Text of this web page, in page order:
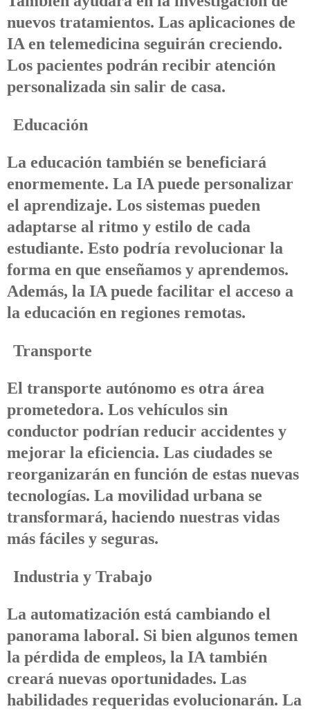
nuevos tratamientos. Las aplicaciones de
IA en telemedicina seguirán creciendo.
Los pacientes podrán recibir atención
personalizada sin salir de casa.
Educación
La educación también se beneficiará
enormemente. La IA puede personalizar
el aprendizaje. Los sistemas pueden
adaptarse al ritmo y estilo de cada
estudiante. Esto podría revolucionar la
forma en que enseñamos y aprendemos.
Además, la IA puede facilitar el acceso a
la educación en regiones remotas.
Transporte
El transporte autónomo es otra área
prometedora. Los vehículos sin
conductor podrían reducir accidentes y
mejorar la eficiencia. Las ciudades se
reorganizarán en función de estas nuevas
tecnologías. La movilidad urbana se
transformará, haciendo nuestras vidas
más fáciles y seguras.
Industria y Trabajo
La automatización está cambiando el
panorama laboral. Si bien algunos temen
la pérdida de empleos, la IA también
creará nuevas oportunidades. Las
habilidades requeridas evolucionarán. La